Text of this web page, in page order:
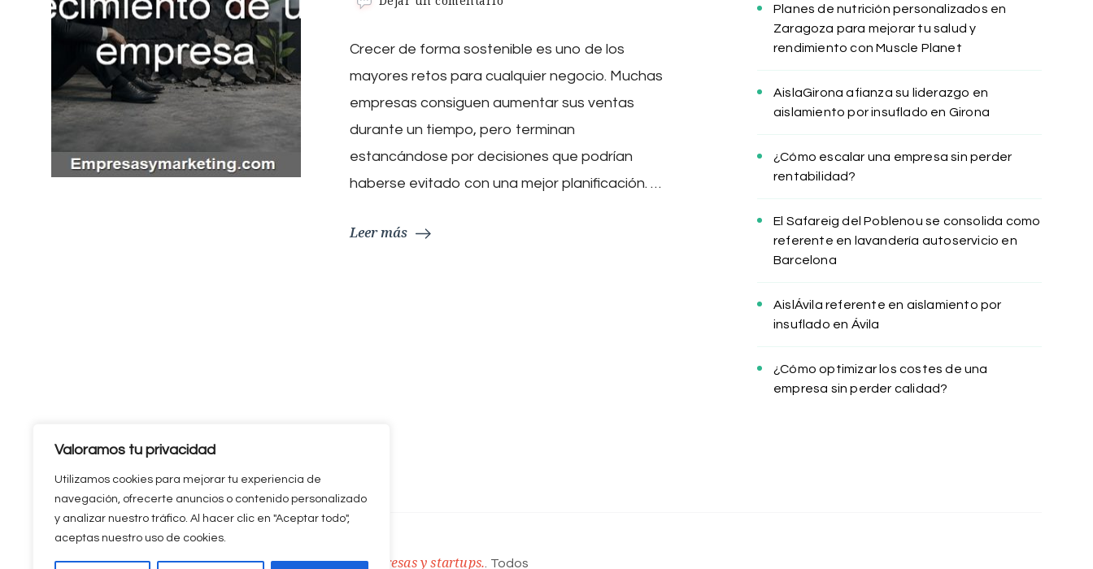
Valoramos tu privacidad
Utilizamos cookies para mejorar tu experiencia de
navegación, ofrecerte anuncios o contenido personalizado
y analizar nuestro tráfico. Al hacer clic en "Aceptar todo",
aceptas nuestro uso de cookies.
frenan
el
crecimiento
de
empresa
Crecer de forma sostenible es uno de los
mayores retos para cualquier negocio. Muchas
empresas consiguen aumentar sus ventas
durante un tiempo, pero terminan
estancándose por decisiones que podrían
haberse evitado con una mejor planificación. …
Leer más
Planes de nutrición personalizados en
Zaragoza para mejorar tu salud y
rendimiento con Muscle Planet
AislaGirona afianza su liderazgo en
aislamiento por insuflado en Girona
¿Cómo escalar una empresa sin perder
rentabilidad?
El Safareig del Poblenou se consolida como
referente en lavandería autoservicio en
Barcelona
AislÁvila referente en aislamiento por
insuflado en Ávila
¿Cómo optimizar los costes de una
empresa sin perder calidad?
© Copyright 2026
Empresasymarketing.com: Todo sobre marketing, empresas y startups. . Todos